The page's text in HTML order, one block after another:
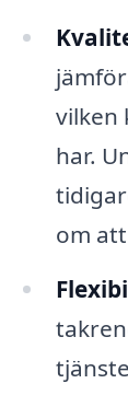
vilken
har.
om